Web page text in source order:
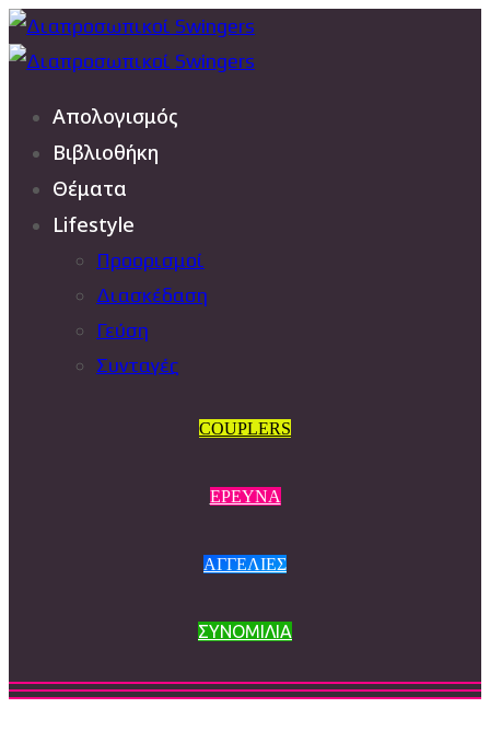
Απολογισμός
Βιβλιοθήκη
Θέματα
Lifestyle
Προορισμοί
Διασκέδαση
Γεύση
Συνταγές
COUPLERS
ΕΡΕΥΝΑ
ΑΓΓΕΛΙΕΣ
ΣΥΝΟΜΙΛΙΑ